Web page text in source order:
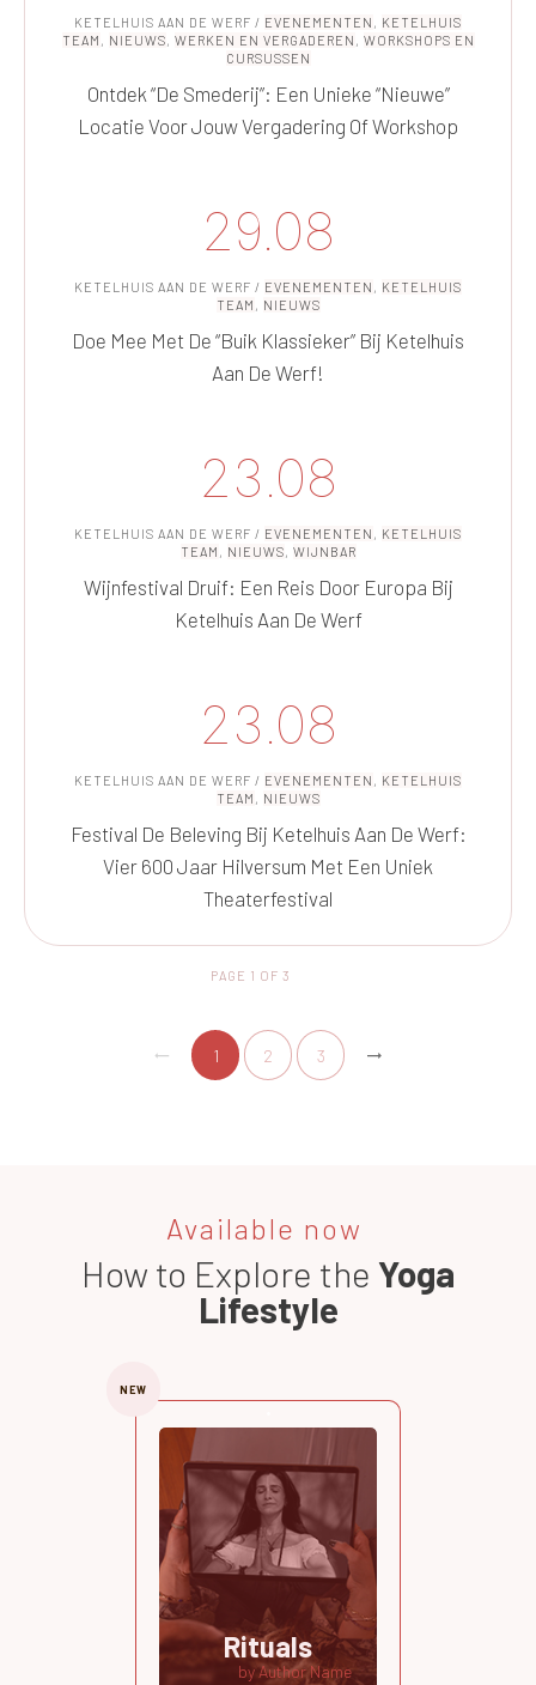
KETELHUIS AAN DE WERF / EVENEMENTEN , KETELHUIS
TEAM , NIEUWS, WERKEN EN VERGADEREN , WORKSHOPS EN
CURSUSSEN
Ontdek “De Smederij”: Een Unieke “nieuwe”
Locatie Voor Jouw Vergadering Of Workshop
29.08
KETELHUIS AAN DE WERF / EVENEMENTEN , KETELHUIS
TEAM , NIEUWS
Doe Mee Met De “Buik Klassieker” Bij Ketelhuis
Aan De Werf!
23.08
KETELHUIS AAN DE WERF / EVENEMENTEN , KETELHUIS
TEAM , NIEUWS, WIJNBAR
Wijnfestival Druif: Een Reis Door Europa Bij
Ketelhuis Aan De Werf
23.08
KETELHUIS AAN DE WERF / EVENEMENTEN , KETELHUIS
TEAM , NIEUWS
Festival De Beleving Bij Ketelhuis Aan De Werf:
Vier 600 Jaar Hilversum Met Een Uniek
Theaterfestival
PAGE 1 OF 3
1 2 3
Available now
How to Explore the Yoga
Lifestyle
NEW
Rituals
by Author Name